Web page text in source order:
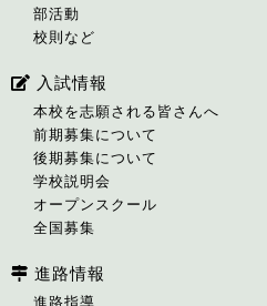
部活動
校則など
入試情報
本校を志願される皆さんへ
前期募集について
後期募集について
学校説明会
オープンスクール
全国募集
進路情報
進路指導